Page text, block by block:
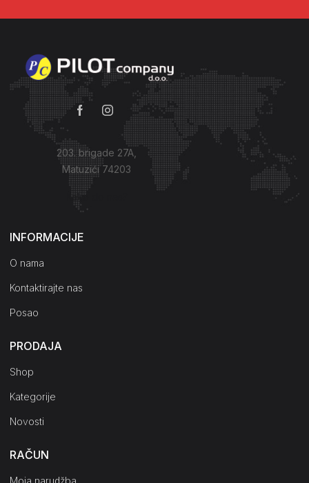
203. brigade 27A,
Matuzići 74203
Kako do nas?
INFORMACIJE
O nama
Kontaktirajte nas
Posao
PRODAJA
Shop
Kategorije
Novosti
RAČUN